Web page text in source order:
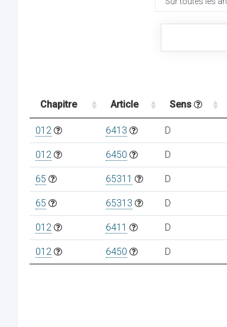
Chapitre Article Sens
012 6413 D
012 6450 D
65 65311 D
65 65313 D
012 6411 D
012 6450 D